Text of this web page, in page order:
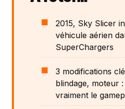
2015, Sky Slicer
véhicule aérien
SuperChargers
3 modifications
blindage, moteur
vraiment le